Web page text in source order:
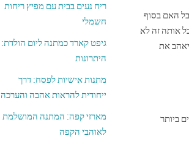
האם בסוף
אותה זה לא
את
ביותר
ריח נעים בבית עם מפיץ ריחות
חשמלי
גיפט קארד כמתנה ליום הולדת:
היתרונות
מתנות אישיות לפסח: דרך
ייחודית להראות אהבה והערכה
מארזי קפה: המתנה המושלמת
לאוהבי הקפה